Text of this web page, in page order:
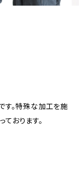
す。特殊な加工を施
おります。